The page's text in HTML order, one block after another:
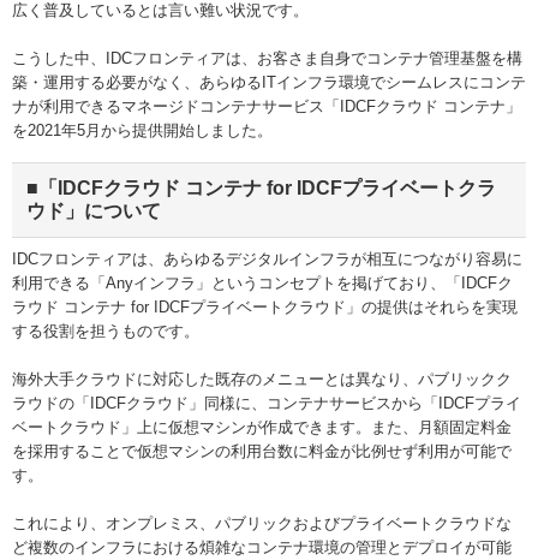
広く普及しているとは言い難い状況です。
こうした中、IDCフロンティアは、お客さま自身でコンテナ管理基盤を構
築・運用する必要がなく、あらゆるITインフラ環境でシームレスにコンテ
ナが利用できるマネージドコンテナサービス「IDCFクラウド コンテナ」
を2021年5月から提供開始しました。
■「IDCFクラウド コンテナ for IDCFプライベートクラ
ウド」について
IDCフロンティアは、あらゆるデジタルインフラが相互につながり容易に
利用できる「Anyインフラ」というコンセプトを掲げており、「IDCFク
ラウド コンテナ for IDCFプライベートクラウド」の提供はそれらを実現
する役割を担うものです。
海外大手クラウドに対応した既存のメニューとは異なり、パブリックク
ラウドの「IDCFクラウド」同様に、コンテナサービスから「IDCFプライ
ベートクラウド」上に仮想マシンが作成できます。また、月額固定料金
を採用することで仮想マシンの利用台数に料金が比例せず利用が可能で
す。
これにより、オンプレミス、パブリックおよびプライベートクラウドな
ど複数のインフラにおける煩雑なコンテナ環境の管理とデプロイが可能